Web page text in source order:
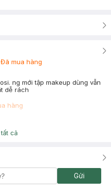
Đã mua hàng
ng mới tập makeup dùng vẫn
dễ rách
hàng
cả
Gửi